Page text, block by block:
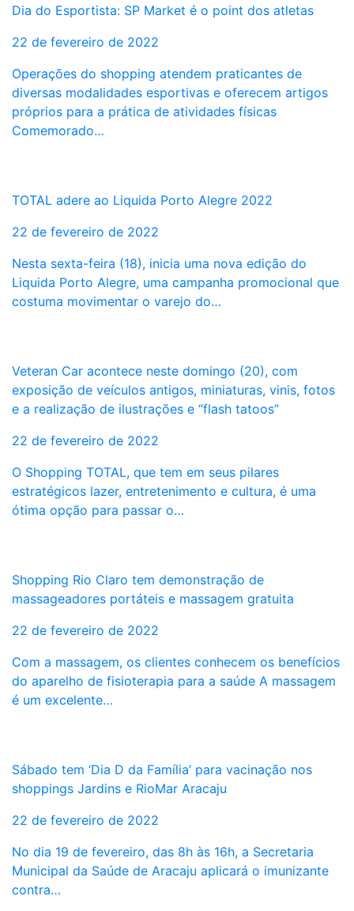
Dia do Esportista: SP Market é o point dos atletas
22 de fevereiro de 2022
Operações do shopping atendem praticantes de
diversas modalidades esportivas e oferecem artigos
próprios para a prática de atividades físicas
Comemorado…
TOTAL adere ao Liquida Porto Alegre 2022
22 de fevereiro de 2022
Nesta sexta-feira (18), inicia uma nova edição do
Liquida Porto Alegre, uma campanha promocional que
costuma movimentar o varejo do…
Veteran Car acontece neste domingo (20), com
exposição de veículos antigos, miniaturas, vinis, fotos
e a realização de ilustrações e “flash tatoos”
22 de fevereiro de 2022
O Shopping TOTAL, que tem em seus pilares
estratégicos lazer, entretenimento e cultura, é uma
ótima opção para passar o…
Shopping Rio Claro tem demonstração de
massageadores portáteis e massagem gratuita
22 de fevereiro de 2022
Com a massagem, os clientes conhecem os benefícios
do aparelho de fisioterapia para a saúde A massagem
é um excelente…
Sábado tem ‘Dia D da Família’ para vacinação nos
shoppings Jardins e RioMar Aracaju
22 de fevereiro de 2022
No dia 19 de fevereiro, das 8h às 16h, a Secretaria
Municipal da Saúde de Aracaju aplicará o imunizante
contra…